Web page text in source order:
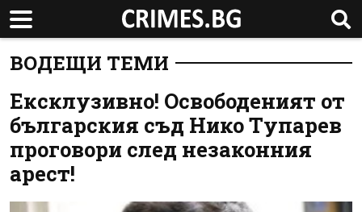
ВОДЕЩИ ТЕМИ
Ексклузивно! Освободеният от
българския съд Нико Тупарев
проговори след незаконния
арест!